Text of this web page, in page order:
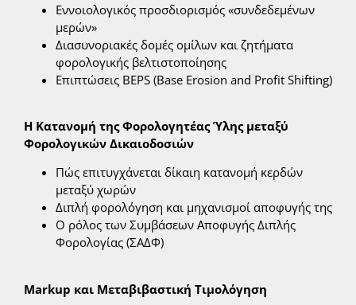
Εννοιολογικός προσδιορισμός «συνδεδεμένων
μερών»
Διασυνοριακές δομές ομίλων και ζητήματα
φορολογικής βελτιστοποίησης
Επιπτώσεις BEPS (Base Erosion and Profit Shifting)
Η Κατανομή της Φορολογητέας Ύλης μεταξύ
Φορολογικών Δικαιοδοσιών
Πώς επιτυγχάνεται δίκαιη κατανομή κερδών
μεταξύ χωρών
Διπλή φορολόγηση και μηχανισμοί αποφυγής της
Ο ρόλος των Συμβάσεων Αποφυγής Διπλής
Φορολογίας (ΣΑΔΦ)
Markup και Μεταβιβαστική Τιμολόγηση